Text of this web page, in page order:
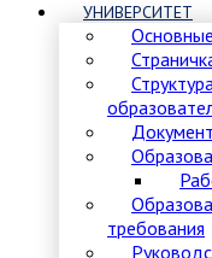
УНИВЕРСИТЕТ
требования